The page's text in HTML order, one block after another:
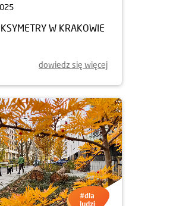
W KRAKOWIE
dowiedz się więcej